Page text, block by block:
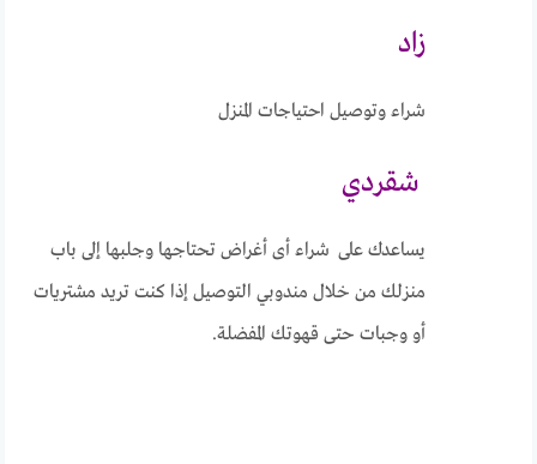
زاد
شراء وتوصيل احتياجات المنزل
شقردي
يساعدك على شراء أى أغراض تحتاجها وجلبها إلى باب
منزلك من خلال مندوبي التوصيل إذا كنت تريد مشتريات
أو وجبات حتى قهوتك المفضلة.